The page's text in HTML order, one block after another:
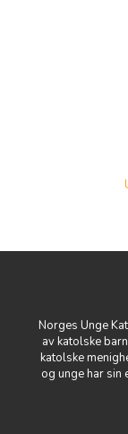
FOR
TILBAKE TIL
Norges Unge
av katolske
katolske
og unge har sin